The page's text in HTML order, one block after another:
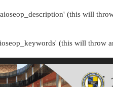
(this will
(this will throw